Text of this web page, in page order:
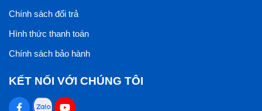
Chính sách đổi trả
Hình thức thanh toán
Chính sách bảo hành
KẾT NỐI VỚI CHÚNG TÔI